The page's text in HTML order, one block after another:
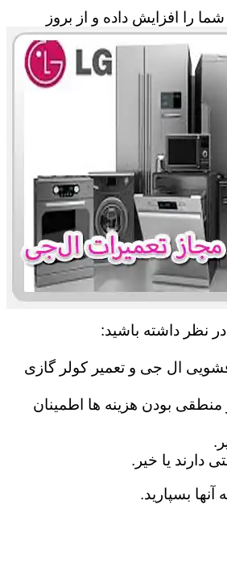
را افزایش داده و از بروز
نظر داشته باشید:
ال جی و تعمیر کولر گازی
منطقی بودن هزینه ها اطمینان
دارند یا خیر.
بسپارید.